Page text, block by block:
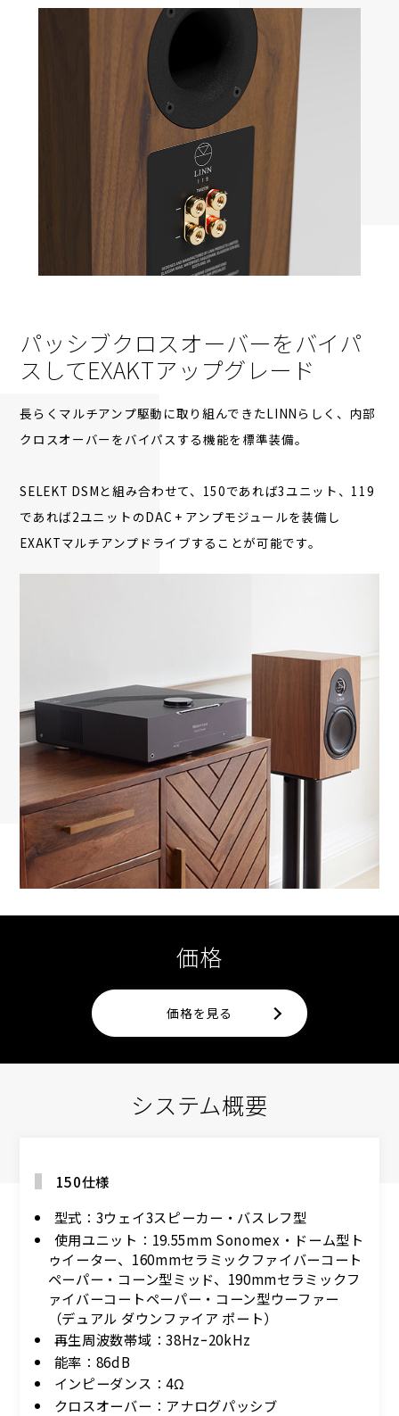
パッシブクロスオーバーをバイパ
スしてEXAKTアップグレード
長らくマルチアンプ駆動に取り組んできたLINNらしく、内部
クロスオーバーをバイパスする機能を標準装備。
SELEKT DSMと組み合わせて、150であれば3ユニット、119
であれば2ユニットのDAC + アンプモジュールを装備し
EXAKTマルチアンプドライブすることが可能です。
価格
価格を見る
システム概要
150仕様
型式：3ウェイ3スピーカー・バスレフ型
使用ユニット：19.55mm Sonomex・ドーム型ト
ゥイーター、160mmセラミックファイバーコート
ペーパー・コーン型ミッド、190mmセラミックフ
ァイバーコートペーパー・コーン型ウーファー
（デュアル ダウンファイア ポート）
再生周波数帯域：38Hzｰ20kHz
能率：86dB
インピーダンス：4Ω
クロスオーバー：アナログパッシブ